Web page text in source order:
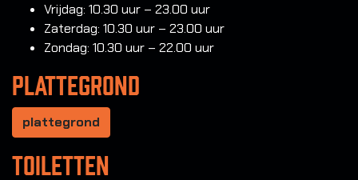
Vrijdag: 10.30 uur – 23.00 uur
Zaterdag: 10.30 uur – 23.00 uur
Zondag: 10.30 uur – 22.00 uur
Plattegrond
plattegrond
Toiletten